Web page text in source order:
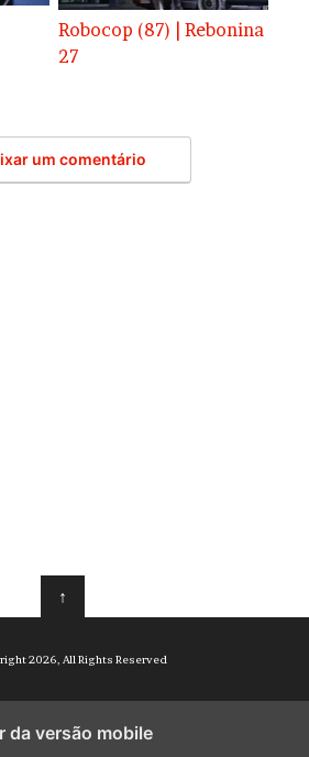
Robocop (87) | Rebonina
27
um comentário
↑
2026, All Rights Reserved
da versão mobile